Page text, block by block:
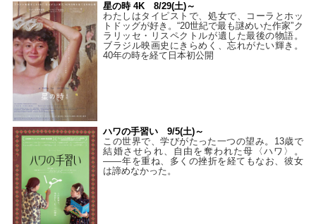
星の時 4K 8/29(土)～
わたしはタイピストで、処⼥で、コーラとホッ
トドッグが好き。“20世紀で最も謎めいた作家”ク
ラリッセ・リスペクトルが遺した最後の物語。
ブラジル映画史にきらめく、忘れがたい輝き。
40年の時を経て⽇本初公開
ハワの手習い 9/5(土)～
この世界で、学びがたった一つの望み。13歳で
結婚させられ、自由を奪われた母〈ハワ〉。
——年を重ね、多くの挫折を経てもなお、彼女
は諦めなかった。